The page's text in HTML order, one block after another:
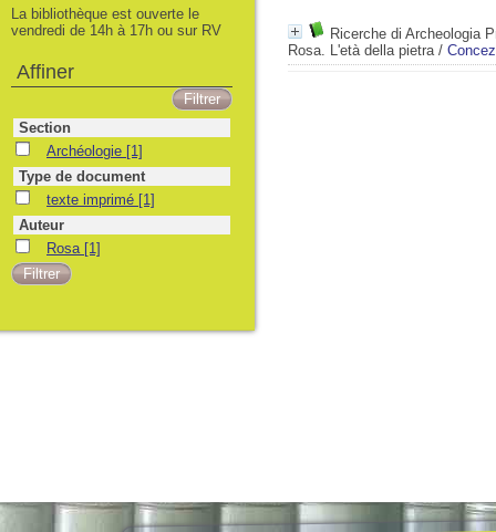
Ricerche di Archeologia
Rosa. L'età della pietra/
La bibliothèque est ouverte le
vendredi de 14h à 17h ou sur RV
Affiner
Section
Archéologie [1]
Type de document
texte imprimé [1]
Auteur
Rosa [1]